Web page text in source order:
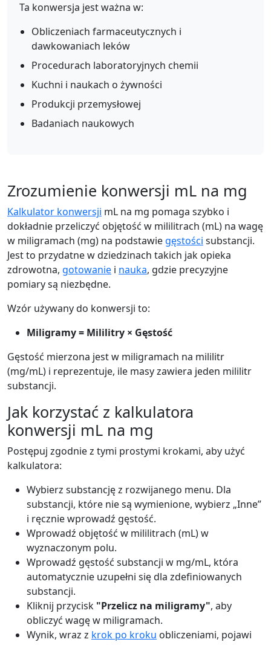
Ta konwersja jest ważna w:
Obliczeniach farmaceutycznych i
dawkowaniach leków
Procedurach laboratoryjnych chemii
Kuchni i naukach o żywności
Produkcji przemysłowej
Badaniach naukowych
Zrozumienie konwersji mL na mg
Kalkulator konwersji mL na mg pomaga szybko i
dokładnie przeliczyć objętość w mililitrach (mL) na wagę
w miligramach (mg) na podstawie gęstości substancji.
Jest to przydatne w dziedzinach takich jak opieka
zdrowotna, gotowanie i nauka, gdzie precyzyjne
pomiary są niezbędne.
Wzór używany do konwersji to:
Miligramy = Mililitry × Gęstość
Gęstość mierzona jest w miligramach na mililitr
(mg/mL) i reprezentuje, ile masy zawiera jeden mililitr
substancji.
Jak korzystać z kalkulatora
konwersji mL na mg
Postępuj zgodnie z tymi prostymi krokami, aby użyć
kalkulatora:
Wybierz substancję z rozwijanego menu. Dla
substancji, które nie są wymienione, wybierz „Inne”
i ręcznie wprowadź gęstość.
Wprowadź objętość w mililitrach (mL) w
wyznaczonym polu.
Wprowadź gęstość substancji w mg/mL, która
automatycznie uzupełni się dla zdefiniowanych
substancji.
Kliknij przycisk "Przelicz na miligramy", aby
obliczyć wagę w miligramach.
Wynik, wraz z krok po kroku obliczeniami, pojawi